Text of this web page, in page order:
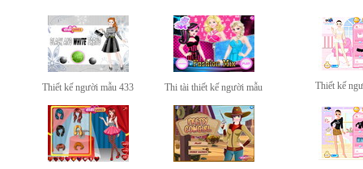
Thiết kế người mẫu 433 Thi tài thiết kế người mẫu Thiết kế